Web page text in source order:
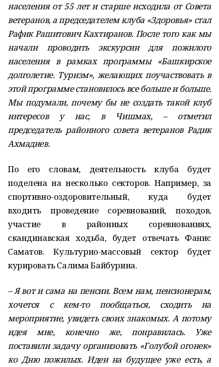
населения от 55 лет и старше исходила от Совета
ветеранов, а председателем клуба «Здоровья» стал
Рафик Рашитович Кахтиранов. После того как мы
начали проводить экскурсии для пожилого
населения в рамках программы «Башкирское
долголетие. Туризм», желающих поучаствовать в
этой программе становилось все больше и больше.
Мы подумали, почему бы не создать такой клуб
интересов у нас, в Чишмах, – отметил
председатель районного совета ветеранов Радик
Ахмадиев.
По его словам, деятельность клуба будет
поделена на несколько секторов. Например, за
спортивно-оздоровительный, куда будет
входить проведение соревнований, походов,
участие в районных соревнованиях,
скандинавская ходьба, будет отвечать Фанис
Саматов. Культурно-массовый сектор будет
курировать Салима Байбурина.
– Я вот и сама на пенсии. Всем нам, пенсионерам,
хочется с кем-то пообщаться, сходить на
мероприятие, увидеть своих знакомых. А потому
идея мне, конечно же, понравилась. Уже
поставили задачу организовать «Голубой огонек»
ко Дню пожилых. Идеи на будущее уже есть, а